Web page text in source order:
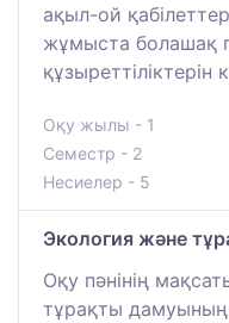
ақыл-ой
жұмыста болашақ
құзыреттіліктерін
Оқу жылы - 1
Семестр - 2
Несиелер - 5
Экология және
Оқу пәнінің
тұрақты дамуының